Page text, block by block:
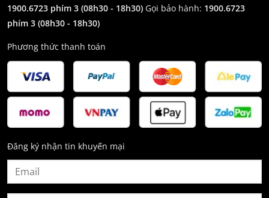
1900.6723 phím 3 (08h30 - 18h30) Gọi bảo hành: 1900.6723
phím 3 (08h30 - 18h30)
Phương thức thanh toán
Đăng ký nhận tin khuyến mại